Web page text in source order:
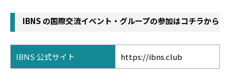
IBNS の国際交流イベント・グループの参加はコチラから
IBNS 公式サイト https://ibns.club